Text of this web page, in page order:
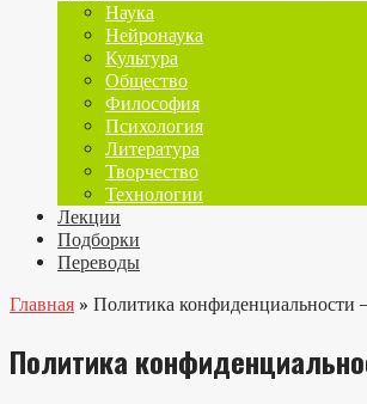
Наука
Нейронаука
Культура
Общество
Философия
Психология
Литература
Творчество
Технологии
Лекции
Подборки
Переводы
Главная » Политика
Политика